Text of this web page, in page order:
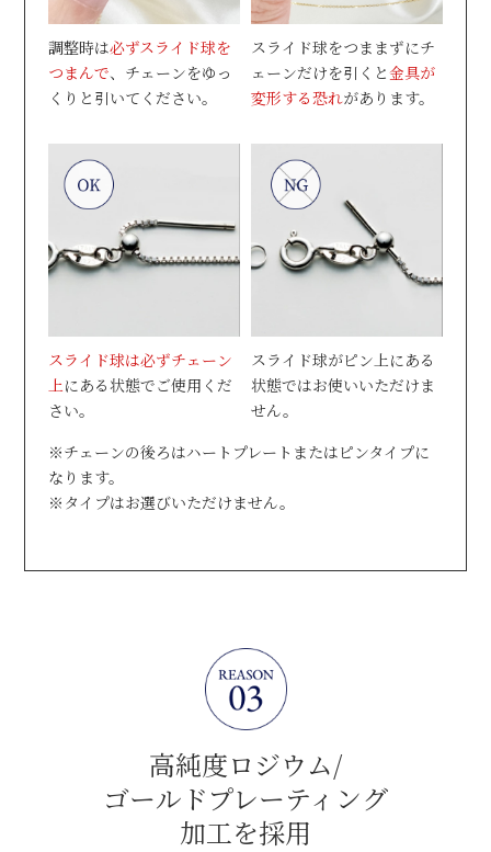
調整時は必ずスライド球を
つまんで、チェーンをゆっ
くりと引いてください。
スライド球をつままずにチ
ェーンだけを引くと金具が
変形する恐れがあります。
スライド球は必ずチェーン
上 にある状態でご使用くだ
さい。
スライド球がピン上にある
状態ではお使いいただけま
せん。
※チェーンの後ろはハートプレートまたはピンタイプに
なります。
※タイプはお選びいただけません。
高純度ロジウム/
ゴールドプレーティング
加工を採用